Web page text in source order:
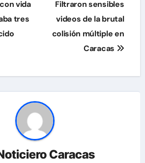
vida
tres
Filtraron sensibles
videos de la brutal
colisión múltiple en
Caracas
Caracas